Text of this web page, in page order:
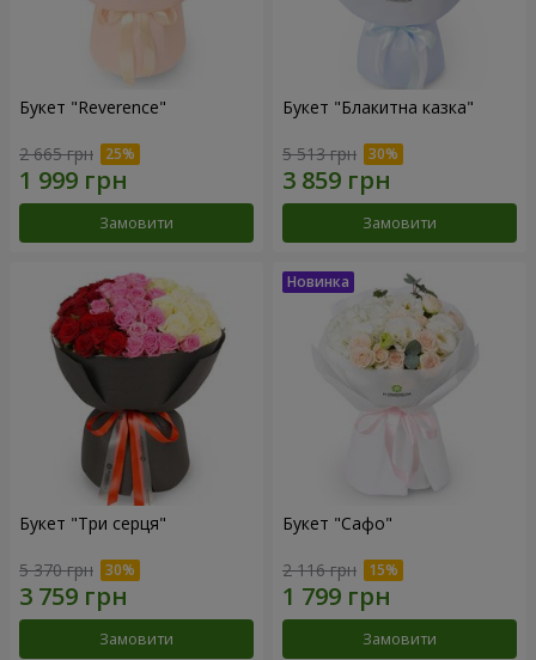
Букет "Reverence"
2 665 грн
Замовити
Букет "Блакитна казка"
5 513 грн
Замовити
Букет "Три серця"
5 370 грн
Замовити
Букет "Сафо"
2 116 грн
Замовити